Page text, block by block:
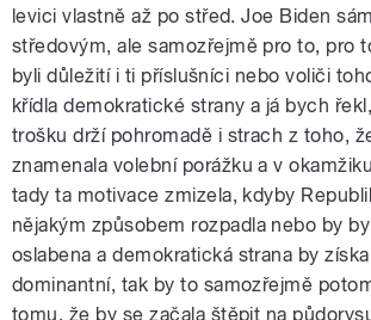
levici vlastně až po střed.Joe Biden
středovým, ale samozřejmě pro to, pro
byli důležití i ti příslušníci nebo voliči
křídla demokratické strany a já bych
trošku drží pohromadě i strach z toho,
znamenala volební porážku a v
tady ta motivace zmizela, kdyby
nějakým způsobem rozpadla nebo by
oslabena a demokratická strana by
dominantní, tak by to samozřejmě
tomu, že by se začala štěpit na